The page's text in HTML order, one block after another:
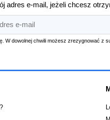
adres e-mail, jeżeli chcesz
W dowolnej chwili możesz zrezygnować z